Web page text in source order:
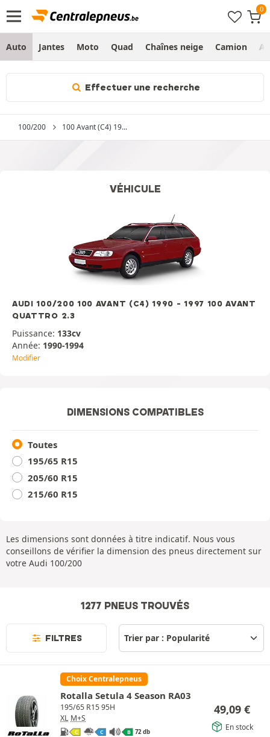
Auto Jantes Moto Quad Chaînes neige Camion
Effectuer une recherche
100/200 100 Avant (C4) 19...
VÉHICULE
AUDI 100/200 100 AVANT (C4) 1990 - 1997 100 AVANT
QUATTRO 2.3
Puissance: 133cv
Année: 1990-1994
Modifier
DIMENSIONS COMPATIBLES
Toutes
195/65 R15
205/60 R15
215/60 R15
Les dimensions sont données à titre indicatif. Nous vous
conseillons de vérifier la dimension des pneus directement sur
votre Audi 100/200
1277 PNEUS TROUVÉS
FILTRES
Choix Centralepneus
Rotalla Setula 4 Season RA03
195/65 R15 95H
XL M+S
C C B 72 db
49,09 €
En stock